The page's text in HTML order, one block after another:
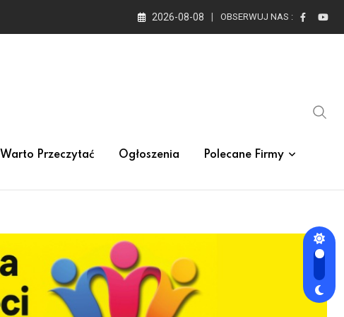
2026-08-08 OBSERWUJ NAS :
Warto Przeczytać Ogłoszenia Polecane Firmy